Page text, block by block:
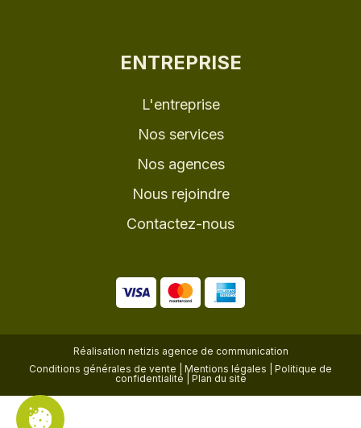
ENTREPRISE
L'entreprise
Nos services
Nos agences
Nous rejoindre
Contactez-nous
Réalisation netizis agence de communication
Conditions générales de vente
Mentions légales
Politique de
confidentialité
Plan du site